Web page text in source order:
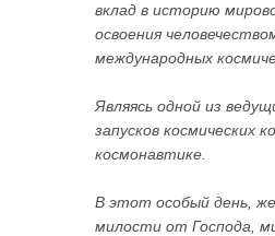
вклад в историю
освоения
международных
Являясь одной из
запусков космических
космонавтике.
В этот особый день,
милости от Господа,